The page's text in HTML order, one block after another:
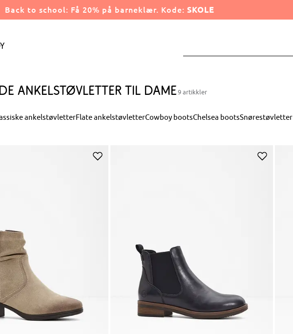
Back to school: Få 20% på barneklær. Kode: SKOLE
ankelstøvletter til dame9 artikkler
ankelstøvletterFlate ankelstøvletterCowboy bootsChelsea bootsSnørestøvletter